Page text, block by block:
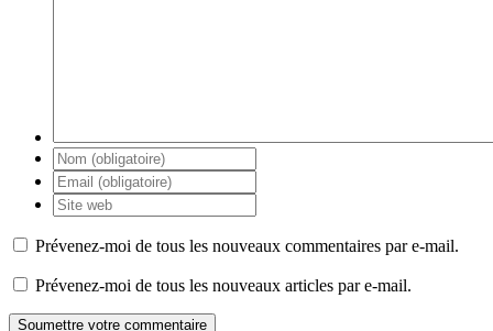
Prévenez-moi de tous les nouveaux commentaires par e-mail.
Prévenez-moi de tous les nouveaux articles par e-mail.
Soumettre votre commentaire